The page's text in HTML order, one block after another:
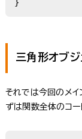
三角形オブジ
それでは今回のメイ
ずは関数全体のコー